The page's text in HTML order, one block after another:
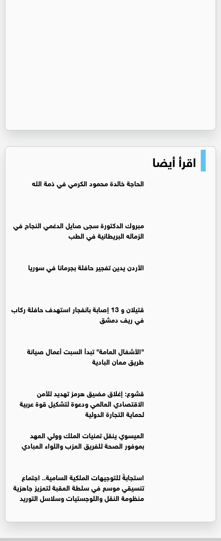
اقرأ أيضا
الحاجة خالدة محمود الكرمي في ذمة الله
مبروك الدكتورة سجى صايل الدغمي النجاح في
الزماله البريطانية في الطب
الأردن يدين تفجير حافلة بجرمانا في سوريا
قتيلان و 13 إصابة بانفجار استهدف حافلة ركاب
في ريف دمشق
"الأشغال العامة" تبدأ السبت أعمال صيانة
طريق معان البادية
قشوع: إغلاق مضيق هرمز تهديد للأمن
الاقتصادي العالمي ودعوة لتشكيل قوة عربية
لحماية التجارة الدولية
العيسوي ينقل تمنيات الملك وولي العهد
بموفور الصحة للفريق العزب واللواء العبادي
استجابةً للتوجيهات الملكية السامية.. اجتماع
تنسيقي موسع في سلطة العقبة لتعزيز جاهزية
منظومة النقل واللوجستيات وسلاسل التوريد